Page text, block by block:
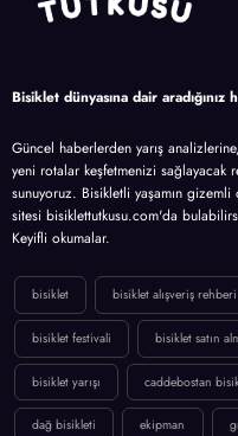
Bisiklet dünyasına dair
Güncel haberlerden yarış
yeni rotalar keşfetmenizi sağlayacak
sunuyoruz. Bisikletli yaşamın gizemli
sitesi bisiklettutkusu.com'da
Keyifli okumalar.
bisiklet bisiklet alışveriş rehberi
bisiklet festivali bisiklet satın
bisiklet yarışı caddebostan
dağ bisikleti ekipman